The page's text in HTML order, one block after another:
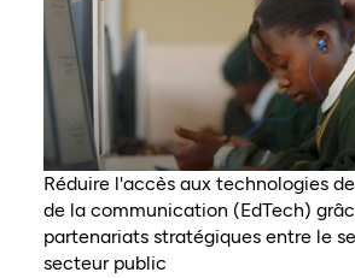
Réduire l'accès aux technologies
de la communication (EdTech)
partenariats stratégiques entre le
secteur public